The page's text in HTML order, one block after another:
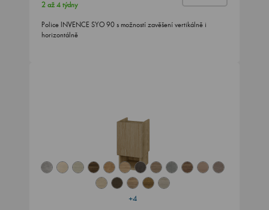
2 až 4 týdny
Police INVENCE SYO 90 s možností zavěšení vertikálně i
horizontálně
+4